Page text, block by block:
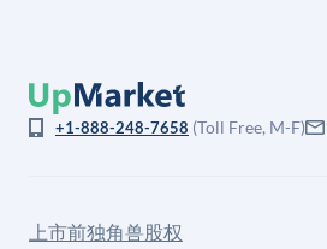
+1-888-248-7658 (Toll Free, M-F)
上市前独角兽股权